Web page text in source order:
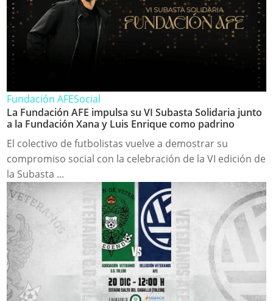
Fundación AFESocial
La Fundación AFE impulsa su VI Subasta Solidaria junto
a la Fundación Xana y Luis Enrique como padrino
El colectivo de futbolistas vuelve a demostrar su
compromiso social con la celebración de la VI edición de
la Subasta ...